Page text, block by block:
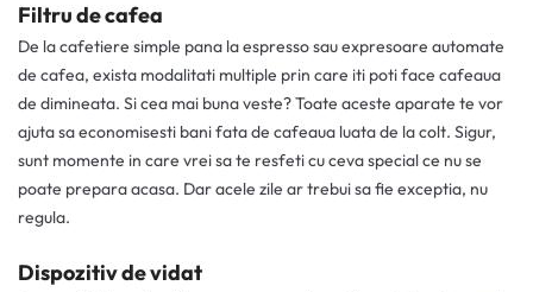
Filtru de cafea
De la cafetiere simple pana la espresso sau expresoare automate
de cafea, exista modalitati multiple prin care iti poti face cafeaua
de dimineata. Si cea mai buna veste? Toate aceste aparate te vor
ajuta sa economisesti bani fata de cafeaua luata de la colt. Sigur,
sunt momente in care vrei sa te resfeti cu ceva special ce nu se
poate prepara acasa. Dar acele zile ar trebui sa fie exceptia, nu
regula.
Dispozitiv de vidat